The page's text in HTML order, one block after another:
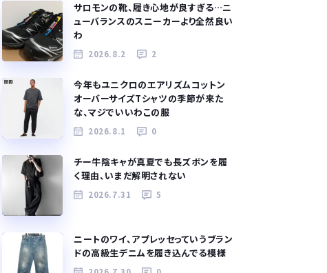
サロモンの靴、履き心地が良すぎる…ニ
ューバランスのスニーカーより全然良い
わ
2026.8.2 2
今年もユニクロのエアリズムコットン
オーバーサイズTシャツの季節が来た
な、マジでいいわこの服
2026.8.1 0
チー牛陰キャが真夏でも長ズボンを履
く理由、いまだ解明されない
2026.7.31 5
ニートのワイ、アプレッセっていうブラン
ドの高級生デニムを履き込んでる模様